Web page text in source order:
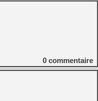
0 commentaire